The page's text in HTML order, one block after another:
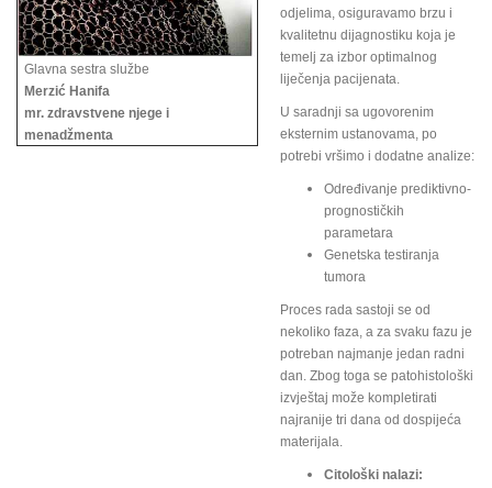
Glavna sestra službe
Merzić Hanifa
mr. zdravstvene njege i
menadžmenta
odjelima, osiguravamo brzu i
kvalitetnu dijagnostiku koja je
temelj za izbor optimalnog
liječenja pacijenata.
U saradnji sa ugovorenim
eksternim ustanovama, po
potrebi vršimo i dodatne analize:
Određivanje prediktivno-
prognostičkih
parametara
Genetska testiranja
tumora
Proces rada sastoji se od
nekoliko faza, a za svaku fazu je
potreban najmanje jedan radni
dan. Zbog toga se patohistološki
izvještaj može kompletirati
najranije tri dana od dospijeća
materijala.
Citološki nalazi: